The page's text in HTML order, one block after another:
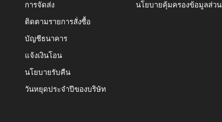
การจัดส่ง
ติดตามรายการสั่งซื้อ
บัญชีธนาคาร
แจ้งเงินโอน
นโยบายรับคืน
วันหยุดประจำปีของบริษัท
นโยบายคุ้มครองข้อมูลส่ว